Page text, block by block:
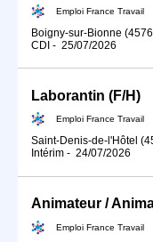
Emploi France Travail
Boigny-sur-Bionne
CDI - 25/07/2026
Laborantin (F/H)
Emploi France Travail
Saint-Denis-de-l'Hôtel
Intérim - 24/07/2026
Emploi France Travail